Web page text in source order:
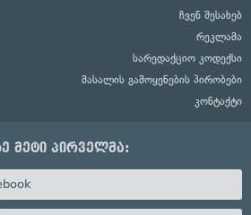
ჩვენ შესახებ
რეკლამა
სარედაქციო კოდექსი
მასალის გამოყენების პირობები
კონტაქტი
მეტი პირველმა: